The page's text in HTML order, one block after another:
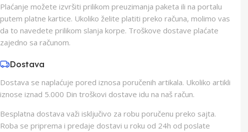
Plaćanje možete izvršiti prilikom preuzimanja paketa ili na portalu
putem platne kartice. Ukoliko želite platiti preko računa, molimo vas
da to navedete prilikom slanja korpe. Troškove dostave plaćate
zajedno sa računom.
Dostava
Dostava se naplaćuje pored iznosa poručenih artikala. Ukoliko artikli
iznose iznad 5.000 Din troškovi dostave idu na naš račun.
Besplatna dostava važi isključivo za robu poručenu preko sajta.
Roba se priprema i predaje dostavi u roku od 24h od poslate